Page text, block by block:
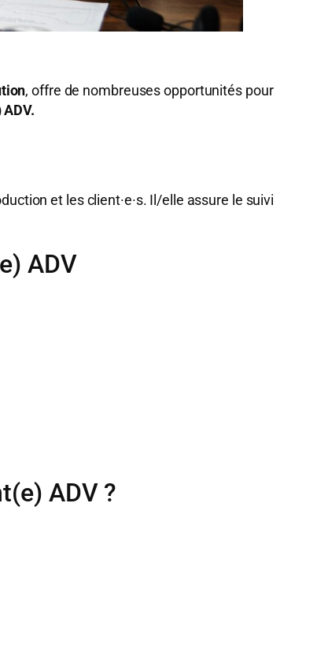
, offre de nombreuses opportunités pour
et les client·e·s. Il/elle assure le suivi
ADV
ADV ?